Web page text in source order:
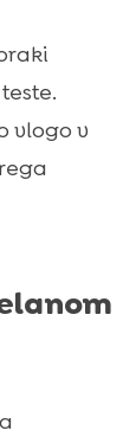
vlogo v